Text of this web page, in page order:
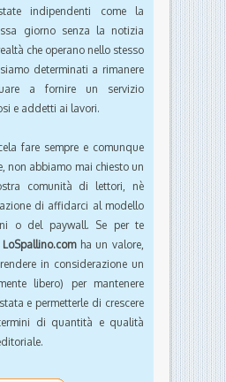
indipendenti come la
giorno senza la notizia
che operano nello stesso
determinati a rimanere
a fornire un servizio
e addetti ai lavori.
fare sempre e comunque
non abbiamo mai chiesto un
comunità di lettori, nè
di affidarci al modello
o del paywall. Se per te
LoSpallino.comha un valore,
in considerazione un
libero) per mantenere
e permetterle di crescere
di quantità e qualità